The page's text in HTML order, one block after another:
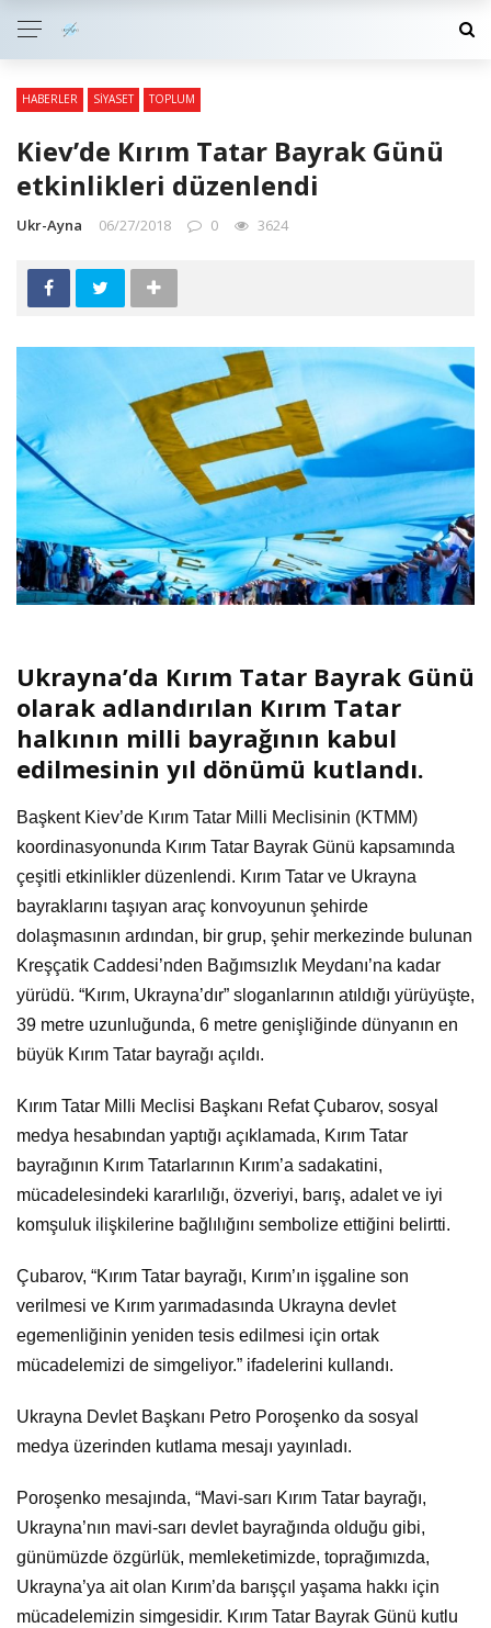
HABERLER SIYASET TOPLUM
Kiev’de Kırım Tatar Bayrak Günü
etkinlikleri düzenlendi
Ukr-Ayna 06/27/2018 0 3624
Ukrayna’da Kırım Tatar Bayrak Günü
olarak adlandırılan Kırım Tatar
halkının milli bayrağının kabul
edilmesinin yıl dönümü kutlandı.
Başkent Kiev’de Kırım Tatar Milli Meclisinin (KTMM)
koordinasyonunda Kırım Tatar Bayrak Günü kapsamında
çeşitli etkinlikler düzenlendi. Kırım Tatar ve Ukrayna
bayraklarını taşıyan araç konvoyunun şehirde
dolaşmasının ardından, bir grup, şehir merkezinde bulunan
Kreşçatik Caddesi’nden Bağımsızlık Meydanı’na kadar
yürüdü. “Kırım, Ukrayna’dır” sloganlarının atıldığı yürüyüşte,
39 metre uzunluğunda, 6 metre genişliğinde dünyanın en
büyük Kırım Tatar bayrağı açıldı.
Kırım Tatar Milli Meclisi Başkanı Refat Çubarov, sosyal
medya hesabından yaptığı açıklamada, Kırım Tatar
bayrağının Kırım Tatarlarının Kırım’a sadakatini,
mücadelesindeki kararlılığı, özveriyi, barış, adalet ve iyi
komşuluk ilişkilerine bağlılığını sembolize ettiğini belirtti.
Çubarov, “Kırım Tatar bayrağı, Kırım’ın işgaline son
verilmesi ve Kırım yarımadasında Ukrayna devlet
egemenliğinin yeniden tesis edilmesi için ortak
mücadelemizi de simgeliyor.” ifadelerini kullandı.
Ukrayna Devlet Başkanı Petro Poroşenko da sosyal
medya üzerinden kutlama mesajı yayınladı.
Poroşenko mesajında, “Mavi-sarı Kırım Tatar bayrağı,
Ukrayna’nın mavi-sarı devlet bayrağında olduğu gibi,
günümüzde özgürlük, memleketimizde, toprağımızda,
Ukrayna’ya ait olan Kırım’da barışçıl yaşama hakkı için
mücadelemizin simgesidir. Kırım Tatar Bayrak Günü kutlu